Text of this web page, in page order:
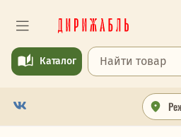
Каталог